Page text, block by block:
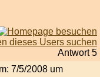
Antwort 5
7/5/2008 um